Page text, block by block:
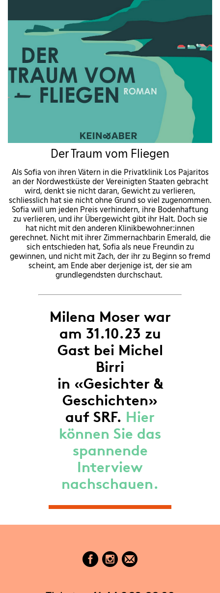
Der Traum vom Fliegen
Als Sofia von ihren Vätern in die Privatklinik Los Pajaritos
an der Nordwestküste der Vereinigten Staaten gebracht
wird, denkt sie nicht daran, Gewicht zu verlieren,
schliesslich hat sie nicht ohne Grund so viel zugenommen.
Sofia will um jeden Preis verhindern, ihre Bodenhaftung
zu verlieren, und ihr Übergewicht gibt ihr Halt. Doch sie
hat nicht mit den anderen Klinikbewohner:innen
gerechnet. Nicht mit ihrer Zimmernachbarin Emerald, die
sich entschieden hat, Sofia als neue Freundin zu
gewinnen, und nicht mit Zach, der ihr zu Beginn so fremd
scheint, am Ende aber derjenige ist, der sie am
grundlegendsten durchschaut.
Milena Moser war
am 31.10.23 zu
Gast bei Michel
Birri
in «Gesichter &
Geschichten»
auf SRF. Hier
können Sie das
spannende
Interview
nachschauen.